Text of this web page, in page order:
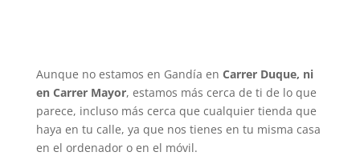
Aunque no estamos en Gandía en Carrer Duque, ni
en Carrer Mayor, estamos más cerca de ti de lo que
parece, incluso más cerca que cualquier tienda que
haya en tu calle, ya que nos tienes en tu misma casa
en el ordenador o en el móvil.